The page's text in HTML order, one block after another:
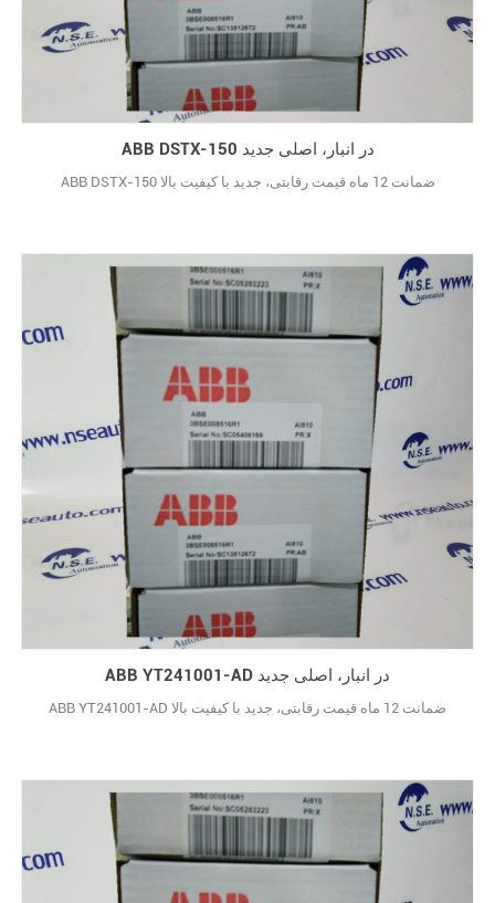
ABB DSTX-150 در انبار، اصلی جدید
ABB DSTX-150 ضمانت 12 ماه قیمت رقابتی، جدید با کیفیت بالا
ABB YT241001-AD در انبار، اصلی جدید
ABB YT241001-AD ضمانت 12 ماه قیمت رقابتی، جدید با کیفیت بالا